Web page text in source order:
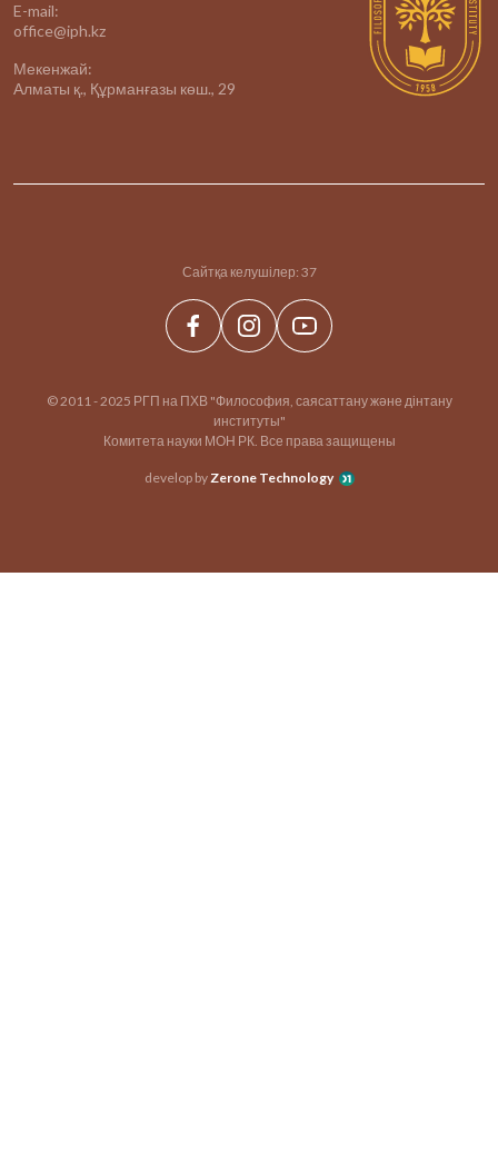
E-mail:
office@iph.kz
Мекенжай:
Алматы қ., Құрманғазы көш., 29
Сайтқа келушілер: 37
© 2011 - 2025 РГП на ПХВ "Философия, саясаттану және дінтану
институты"
Комитета науки МОН РК. Все права защищены
develop byZerone Technology